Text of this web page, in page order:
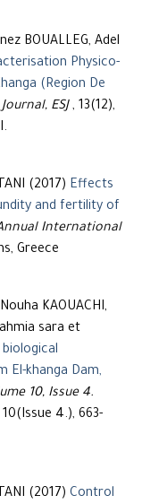
BOUALLEG, Adel
Physico-
(Region De
ESJ, 13(12),
(2017) Effects
and fertility of
International
Greece
KAOUACHI,
sara et
El-khanga Dam,
10, Issue 4.
4.), 663-
(2017) Control